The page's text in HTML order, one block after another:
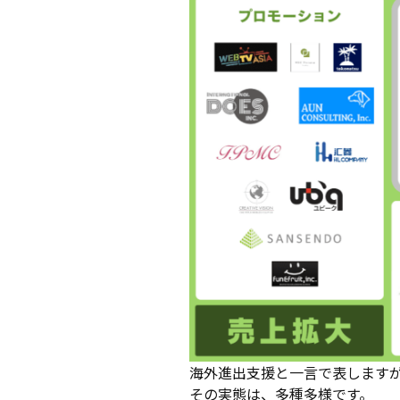
海外進出支援と一言で表します
その実態は、多種多様です。